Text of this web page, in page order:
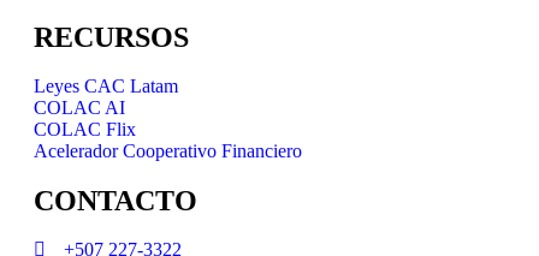
RECURSOS
Leyes CAC Latam
COLAC AI
COLAC Flix
Acelerador Cooperativo Financiero
CONTACTO
+507 227-3322